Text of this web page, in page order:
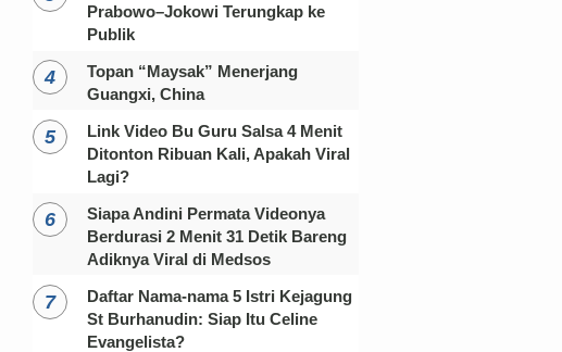
Prabowo–Jokowi Terungkap ke
Publik
Topan “Maysak” Menerjang
Guangxi, China
Link Video Bu Guru Salsa 4 Menit
Ditonton Ribuan Kali, Apakah Viral
Lagi?
Siapa Andini Permata Videonya
Berdurasi 2 Menit 31 Detik Bareng
Adiknya Viral di Medsos
Daftar Nama-nama 5 Istri Kejagung
St Burhanudin: Siap Itu Celine
Evangelista?